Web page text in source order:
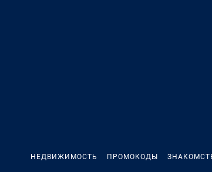
НЕДВИЖИМОСТЬ ПРОМОКОДЫ